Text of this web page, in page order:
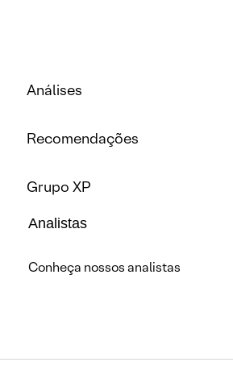
Análises
Recomendações
Grupo XP
Analistas
Conheça nossos analistas